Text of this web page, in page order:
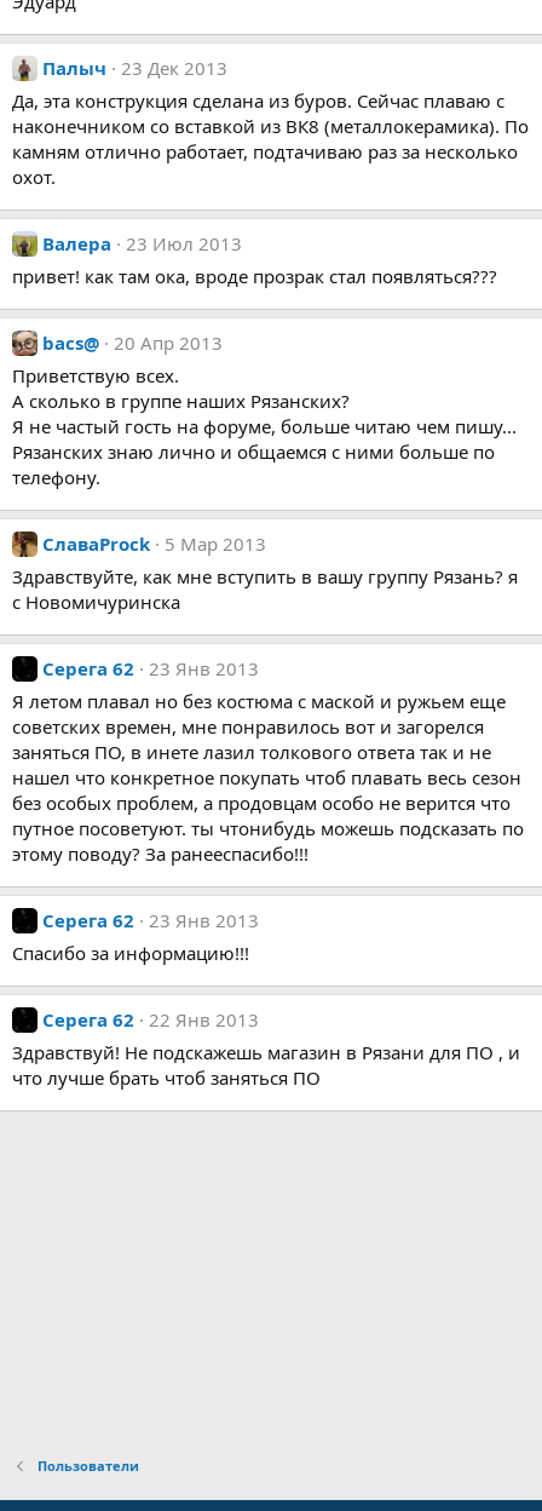
Палыч
23 Дек 2013
Да, эта конструкция сделана из буров. Сейчас плаваю с
наконечником со вставкой из ВК8 (металлокерамика). По
камням отлично работает, подтачиваю раз за несколько
охот.
Валера
23 Июл 2013
привет! как там ока, вроде прозрак стал появляться???
bacs@ 20 Апр 2013
Приветствую всех.
А сколько в группе наших Рязанских?
Я не частый гость на форуме, больше читаю чем пишу...
Рязанских знаю лично и общаемся с ними больше по
телефону.
СлаваProck
5 Мар 2013
Здравствуйте, как мне вступить в вашу группу Рязань? я
с Новомичуринска
Серега 62
23 Янв 2013
Я летом плавал но без костюма с маской и ружьем еще
советских времен, мне понравилось вот и загорелся
заняться ПО, в инете лазил толкового ответа так и не
нашел что конкретное покупать чтоб плавать весь сезон
без особых проблем, а продовцам особо не верится что
путное посоветуют. ты чтонибудь можешь подсказать по
этому поводу? За ранееспасибо!!!
Серега 62
23 Янв 2013
Спасибо за информацию!!!
Серега 62
22 Янв 2013
Здравствуй! Не подскажешь магазин в Рязани для ПО , и
что лучше брать чтоб заняться ПО
Пользователи